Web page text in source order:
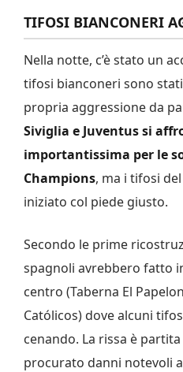
TIFOSI BIANCONERI
Nella notte, c’è stato un
tifosi bianconeri sono
propria aggressione da
Siviglia e Juventus si
importantissima per le
Champions, ma i tifosi
iniziato col piede giusto.
Secondo le prime
spagnoli avrebbero fatto
centro (Taberna El
Católicos) dove alcuni
cenando. La rissa è
procurato danni notevoli